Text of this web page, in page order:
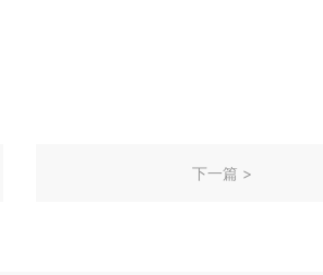
下一篇 >